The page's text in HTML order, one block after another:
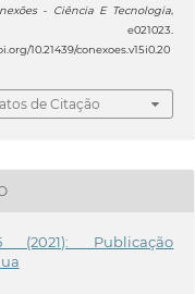
- Ciência E Tecnologia,
10.21439/conexoes.v15i0.20
de Citação
Publicação